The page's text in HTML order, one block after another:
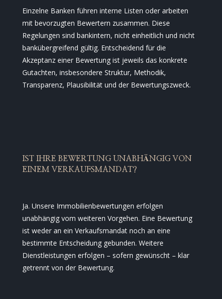
Einzelne Banken führen interne Listen oder arbeiten
mit bevorzugten Bewertern zusammen. Diese
Regelungen sind bankintern, nicht einheitlich und nicht
bankübergreifend gültig. Entscheidend für die
Akzeptanz einer Bewertung ist jeweils das konkrete
Gutachten, insbesondere Struktur, Methodik,
Transparenz, Plausibilität und der Bewertungszweck.
IST IHRE BEWERTUNG UNABHÄNGIG VON
EINEM VERKAUFSMANDAT?
Ja. Unsere Immobilienbewertungen erfolgen
unabhängig vom weiteren Vorgehen. Eine Bewertung
ist weder an ein Verkaufsmandat noch an eine
bestimmte Entscheidung gebunden. Weitere
Dienstleistungen erfolgen – sofern gewünscht – klar
getrennt von der Bewertung.